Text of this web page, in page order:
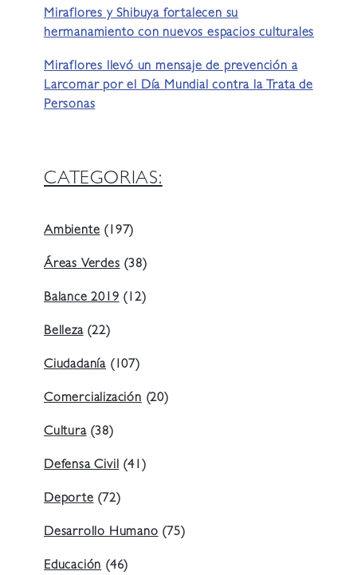
Miraflores y Shibuya fortalecen su
hermanamiento con nuevos espacios culturales
Miraflores llevó un mensaje de prevención a
Larcomar por el Día Mundial contra la Trata de
Personas
CATEGORIAS:
Ambiente(197)
Áreas Verdes(38)
Balance 2019(12)
Belleza(22)
Ciudadanía (107)
Comercialización(20)
Cultura(38)
Defensa Civil(41)
Deporte(72)
Desarrollo Humano(75)
Educación(46)